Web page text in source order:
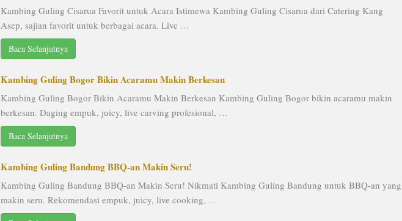
Kambing Guling Cisarua Favorit untuk Acara Istimewa Kambing Guling Cisarua dari Catering Kang
Asep, sajian favorit untuk berbagai acara. Live …
Baca Selanjutnya
Kambing Guling Bogor Bikin Acaramu Makin Berkesan
Kambing Guling Bogor Bikin Acaramu Makin Berkesan Kambing Guling Bogor bikin acaramu makin
berkesan. Daging empuk, juicy, live carving profesional, …
Baca Selanjutnya
Kambing Guling Bandung BBQ-an Makin Seru!
Kambing Guling Bandung BBQ-an Makin Seru! Nikmati Kambing Guling Bandung untuk BBQ-an yang
makin seru. Rekomendasi empuk, juicy, live cooking, …